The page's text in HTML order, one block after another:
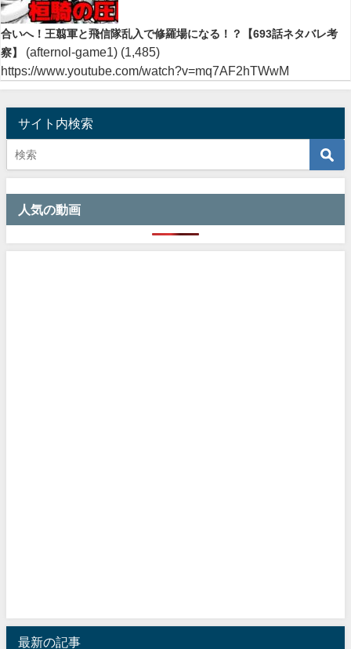
合いへ！王翦軍と飛信隊乱入で修羅場になる！？【693話ネタバレ考
察】
(afternol-game1) (1,485)
https://www.youtube.com/watch?v=mq7AF2hTWwM
サイト内検索
人気の動画
最新の記事